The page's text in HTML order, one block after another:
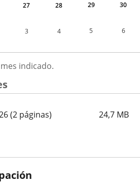
27 28 29 30
3 4 5 6
indicado.
24,7 MB
(2 páginas)